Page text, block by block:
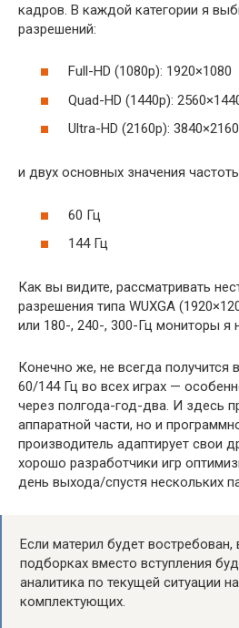
кадров. В каждой категории я
разрешений:
Full-HD (1080p): 1920×1080
Quad-HD (1440p):
Ultra-HD (2160p): 3840×2160
и двух основных значения
60 Гц
144 Гц
Как вы видите, рассматривать
разрешения типа WUXGA
или 180-, 240-, 300-Гц мониторы я
Конечно же, не всегда получится
60/144 Гц во всех играх —
через полгода-год-два. И здесь
аппаратной части, но и
производитель адаптирует свои
хорошо разработчики игр
день выхода/спустя нескольких
Если материл будет
подборках вместо вступления
аналитика по текущей ситуации
комплектующих.